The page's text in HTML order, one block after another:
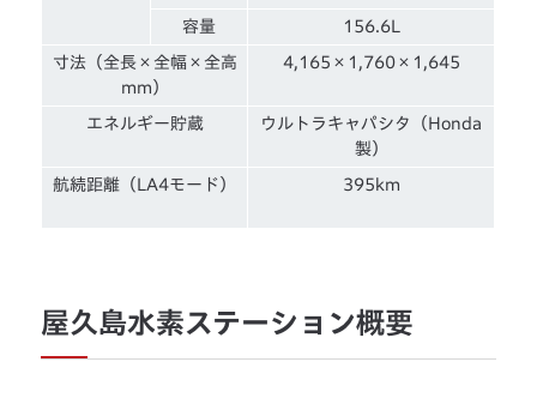
容量 156.6L
寸法（全長×全幅×全高
mm）
4,165×1,760×1,645
エネルギー貯蔵
ウルトラキャパシタ（Honda
製）
航続距離（LA4モード） 395km
屋久島水素ステーション概要